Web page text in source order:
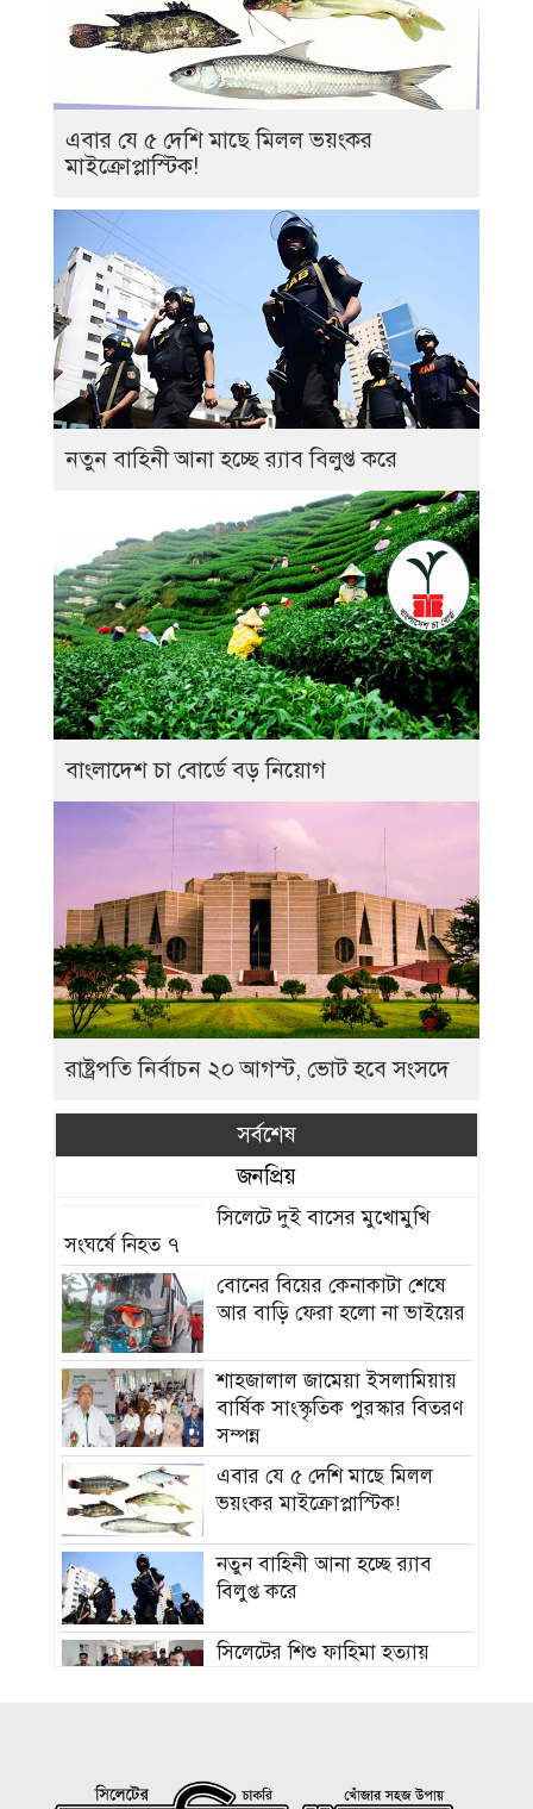
এবার যে ৫ দেশি মাছে মিলল ভয়ংকর
মাইক্রোপ্লাস্টিক!
নতুন বাহিনী আনা হচ্ছে র‍্যাব বিলুপ্ত করে
বাংলাদেশ চা বোর্ডে বড় নিয়োগ
রাষ্ট্রপতি নির্বাচন ২০ আগস্ট, ভোট হবে সংসদে
সর্বশেষ
জনপ্রিয়
সিলেটে দুই বাসের মুখোমুখি
সংঘর্ষে নিহত ৭
বোনের বিয়ের কেনাকাটা শেষে
আর বাড়ি ফেরা হলো না ভাইয়ের
শাহজালাল জামেয়া ইসলামিয়ায়
বার্ষিক সাংস্কৃতিক পুরস্কার বিতরণ
সম্পন্ন
এবার যে ৫ দেশি মাছে মিলল
ভয়ংকর মাইক্রোপ্লাস্টিক!
নতুন বাহিনী আনা হচ্ছে র‍্যাব
বিলুপ্ত করে
সিলেটের শিশু ফাহিমা হত্যায়